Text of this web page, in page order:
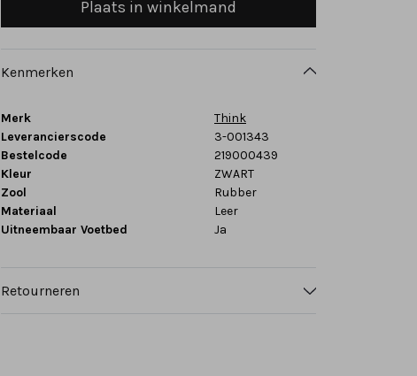
Plaats in winkelmand
Kenmerken
Merk
Think
Leverancierscode
3-001343
Bestelcode
219000439
Kleur
ZWART
Zool
Rubber
Materiaal
Leer
Uitneembaar Voetbed
Ja
Retourneren